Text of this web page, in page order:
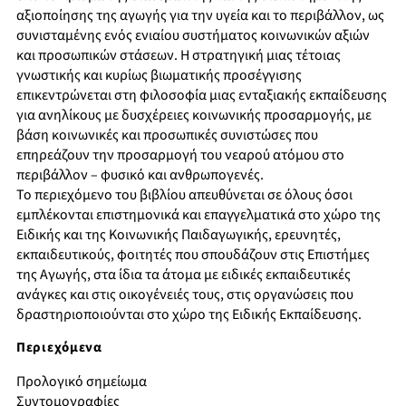
αξιοποίησης της αγωγής για την υγεία και το περιβάλλον, ως
συνισταμένης ενός ενιαίου συστήματος κοινωνικών αξιών
και προσωπικών στάσεων. Η στρατηγική μιας τέτοιας
γνωστικής και κυρίως βιωματικής προσέγγισης
επικεντρώνεται στη φιλοσοφία μιας ενταξιακής εκπαίδευσης
για ανηλίκους με δυσχέρειες κοινωνικής προσαρμογής, με
βάση κοινωνικές και προσωπικές συνιστώσες που
επηρεάζουν την προσαρμογή του νεαρού ατόμου στο
περιβάλλον – φυσικό και ανθρωπογενές.
Το περιεχόμενο του βιβλίου απευθύνεται σε όλους όσοι
εμπλέκονται επιστημονικά και επαγγελματικά στο χώρο της
Ειδικής και της Κοινωνικής Παιδαγωγικής, ερευνητές,
εκπαιδευτικούς, φοιτητές που σπουδάζουν στις Επιστήμες
της Αγωγής, στα ίδια τα άτομα με ειδικές εκπαιδευτικές
ανάγκες και στις οικογένειές τους, στις οργανώσεις που
δραστηριοποιούνται στο χώρο της Ειδικής Εκπαίδευσης.
Περιεχόμενα
Προλογικό σημείωμα
Συντομογραφίες